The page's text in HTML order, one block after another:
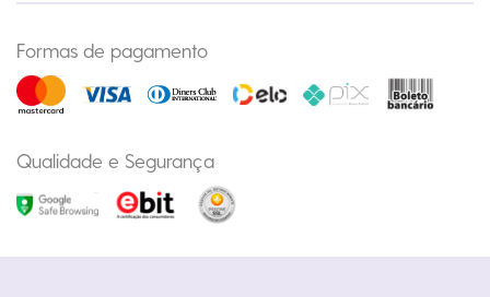
Formas de pagamento
Qualidade e Segurança